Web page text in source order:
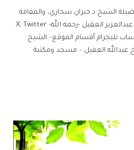
الشيخ د.جبران سحاري، والمقامة
في مكتبة الشيخ عبدالله بن عبدالعزيز العقيل -رحمه الله- X, Twitter
تليجرام أقسام الموقع– الشيخ
عبدالله العقيل – مسجد ومكتبة